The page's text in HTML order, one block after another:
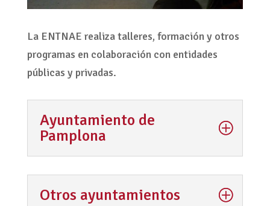
La ENTNAE realiza talleres, formación y otros
programas en colaboración con entidades
públicas y privadas.
Ayuntamiento de
Pamplona
Otros ayuntamientos